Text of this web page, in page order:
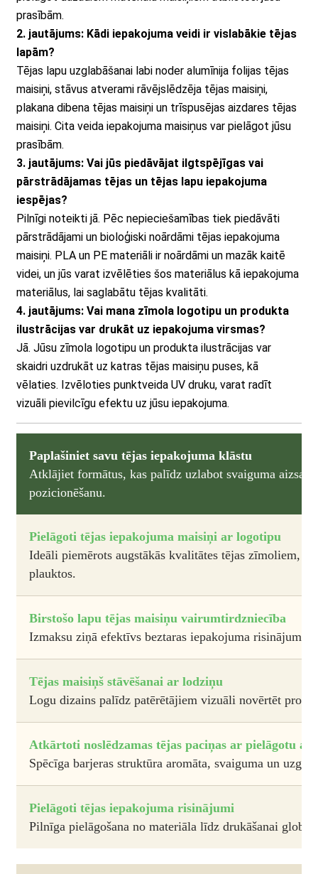
prasībām.
2. jautājums: Kādi iepakojuma veidi ir vislabākie tējas
lapām?
Tējas lapu uzglabāšanai labi noder alumīnija folijas tējas
maisiņi, stāvus atverami rāvējslēdzēja tējas maisiņi,
plakana dibena tējas maisiņi un trīspusējas aizdares tējas
maisiņi. Cita veida iepakojuma maisiņus var pielāgot jūsu
prasībām.
3. jautājums: Vai jūs piedāvājat ilgtspējīgas vai
pārstrādājamas tējas un tējas lapu iepakojuma
iespējas?
Pilnīgi noteikti jā. Pēc nepieciešamības tiek piedāvāti
pārstrādājami un bioloģiski noārdāmi tējas iepakojuma
maisiņi. PLA un PE materiāli ir noārdāmi un mazāk kaitē
videi, un jūs varat izvēlēties šos materiālus kā iepakojuma
materiālus, lai saglabātu tējas kvalitāti.
4. jautājums: Vai mana zīmola logotipu un produkta
ilustrācijas var drukāt uz iepakojuma virsmas?
Jā. Jūsu zīmola logotipu un produkta ilustrācijas var
skaidri uzdrukāt uz katras tējas maisiņu puses, kā
vēlaties. Izvēloties punktveida UV druku, varat radīt
vizuāli pievilcīgu efektu uz jūsu iepakojuma.
Paplašiniet savu tējas iepakojuma klāstu
Atklājiet formātus, kas palīdz uzlabot svaiguma
pozicionēšanu.
Pielāgoti tējas iepakojuma maisiņi ar logotipu
Ideāli piemērots augstākās kvalitātes tējas zīmoliem,
plauktos.
Birstošo lapu tējas maisiņu vairumtirdzniecība
Izmaksu ziņā efektīvs beztaras iepakojuma risinājums
Tējas maisiņš stāvēšanai ar lodziņu
Logu dizains palīdz patērētājiem vizuāli novērtēt
Atkārtoti noslēdzamas tējas paciņas ar pielāgotu
Spēcīga barjeras struktūra aromāta, svaiguma un
Pielāgoti tējas iepakojuma risinājumi
Pilnīga pielāgošana no materiāla līdz drukāšanai